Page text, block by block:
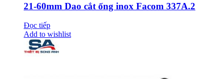
21-60mm Dao cắt ống inox Facom 337A.2
Đọc tiếp
Add to wishlist